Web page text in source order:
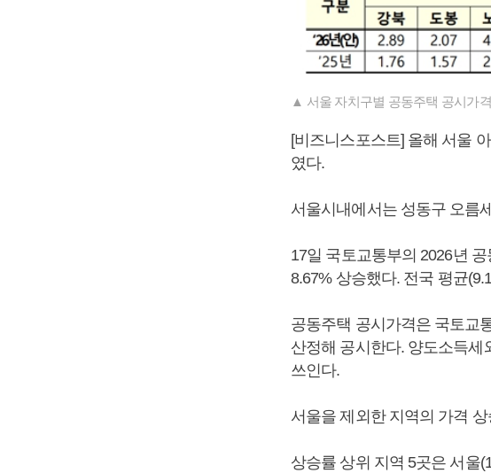
▲ 서울 자치구별 공동주택 공시가
[비즈니스포스트] 올해 서울
였다.
서울시내에서는 성동구 오름
17일 국토교통부의 2026년
8.67% 상승했다. 전국 평균
공동주택 공시가격은 국토교
산정해 공시한다. 양도소득세
쓰인다.
서울을 제외한 지역의 가격
상승률 상위 지역 5곳은 서울